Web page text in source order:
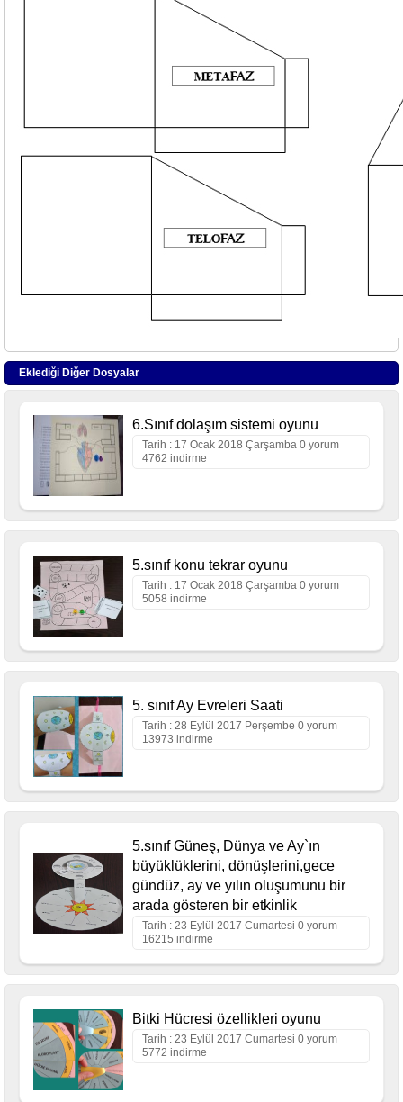
Eklediği Diğer Dosyalar
6.Sınıf dolaşım sistemi oyunu
Tarih : 17 Ocak 2018 Çarşamba 0 yorum
4762 indirme
5.sınıf konu tekrar oyunu
Tarih : 17 Ocak 2018 Çarşamba 0 yorum
5058 indirme
5. sınıf Ay Evreleri Saati
Tarih : 28 Eylül 2017 Perşembe 0 yorum
13973 indirme
5.sınıf Güneş, Dünya ve Ay`ın
büyüklüklerini, dönüşlerini,gece
gündüz, ay ve yılın oluşumunu bir
arada gösteren bir etkinlik
Tarih : 23 Eylül 2017 Cumartesi 0 yorum
16215 indirme
Bitki Hücresi özellikleri oyunu
Tarih : 23 Eylül 2017 Cumartesi 0 yorum
5772 indirme